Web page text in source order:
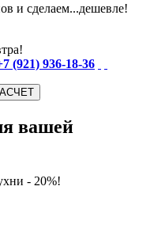
и сделаем...дешевле!
(921) 936-18-36
вашей
- 20%!